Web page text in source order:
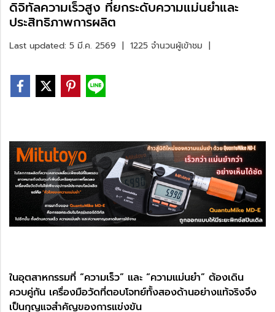
ดิจิทัลความเร็วสูง ที่ยกระดับความแม่นยำและ
ประสิทธิภาพการผลิต
Last updated: 5 มี.ค. 2569 | 1225 จำนวนผู้เข้าชม |
ในอุตสาหกรรมที่ “ความเร็ว” และ “ความแม่นยำ” ต้องเดิน
ควบคู่กัน เครื่องมือวัดที่ตอบโจทย์ทั้งสองด้านอย่างแท้จริงจึง
เป็นกุญแจสำคัญของการแข่งขัน